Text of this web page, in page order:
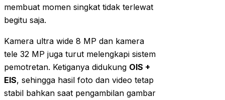
membuat momen singkat tidak terlewat
begitu saja.
Kamera ultra wide 8 MP dan kamera
tele 32 MP juga turut melengkapi sistem
pemotretan. Ketiganya didukung OIS +
EIS, sehingga hasil foto dan video tetap
stabil bahkan saat pengambilan gambar